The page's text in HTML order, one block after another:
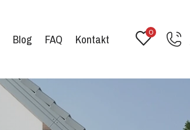
Blog FAQ Kontakt 0